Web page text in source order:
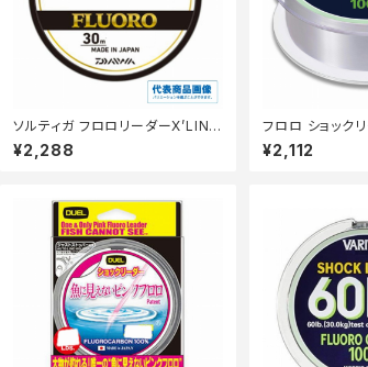
ソルティガ フロロリーダーX’LINK
25LB 30m
¥2,288
フロロ ショック
¥2,112